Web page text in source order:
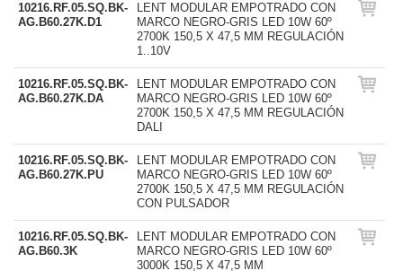
10216.RF.05.SQ.BK-
AG.B60.27K.D1
LENT MODULAR EMPOTRADO CON
MARCO NEGRO-GRIS LED 10W 60º
2700K 150,5 X 47,5 MM REGULACIÓN
1..10V
10216.RF.05.SQ.BK-
AG.B60.27K.DA
LENT MODULAR EMPOTRADO CON
MARCO NEGRO-GRIS LED 10W 60º
2700K 150,5 X 47,5 MM REGULACIÓN
DALI
10216.RF.05.SQ.BK-
AG.B60.27K.PU
LENT MODULAR EMPOTRADO CON
MARCO NEGRO-GRIS LED 10W 60º
2700K 150,5 X 47,5 MM REGULACIÓN
CON PULSADOR
10216.RF.05.SQ.BK-
AG.B60.3K
LENT MODULAR EMPOTRADO CON
MARCO NEGRO-GRIS LED 10W 60º
3000K 150,5 X 47,5 MM